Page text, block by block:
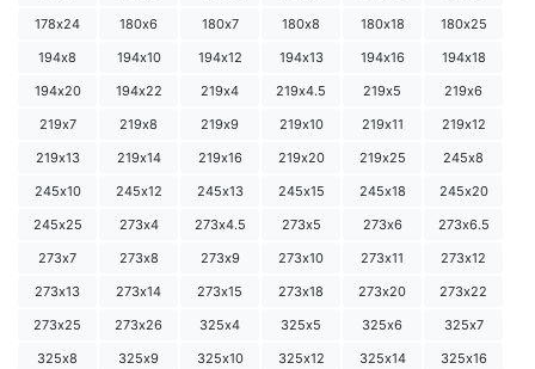
178х24
180х6 180х7 180х8 180х18
180х25
194х8
194х10 194х12 194х13 194х16
194х18
194х20
194х22 219х4 219х4.5 219х5
219х6
219х7
219х8 219х9 219х10 219х11
219х12
219х13
219х14 219х16 219х20 219х25
245х8
245х10
245х12 245х13 245х15 245х18
245х20
245х25
273х4 273х4.5 273х5 273х6
273х6.5
273х7
273х8 273х9 273х10 273х11
273х12
273х13
273х14 273х15 273х18 273х20
273х22
273х25
273х26 325х4 325х5 325х6
325х7
325х8
325х9 325х10 325х12 325х14
325х16